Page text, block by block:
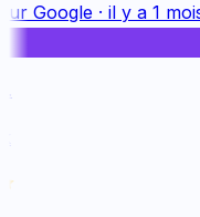
Google· il y a 1 mois